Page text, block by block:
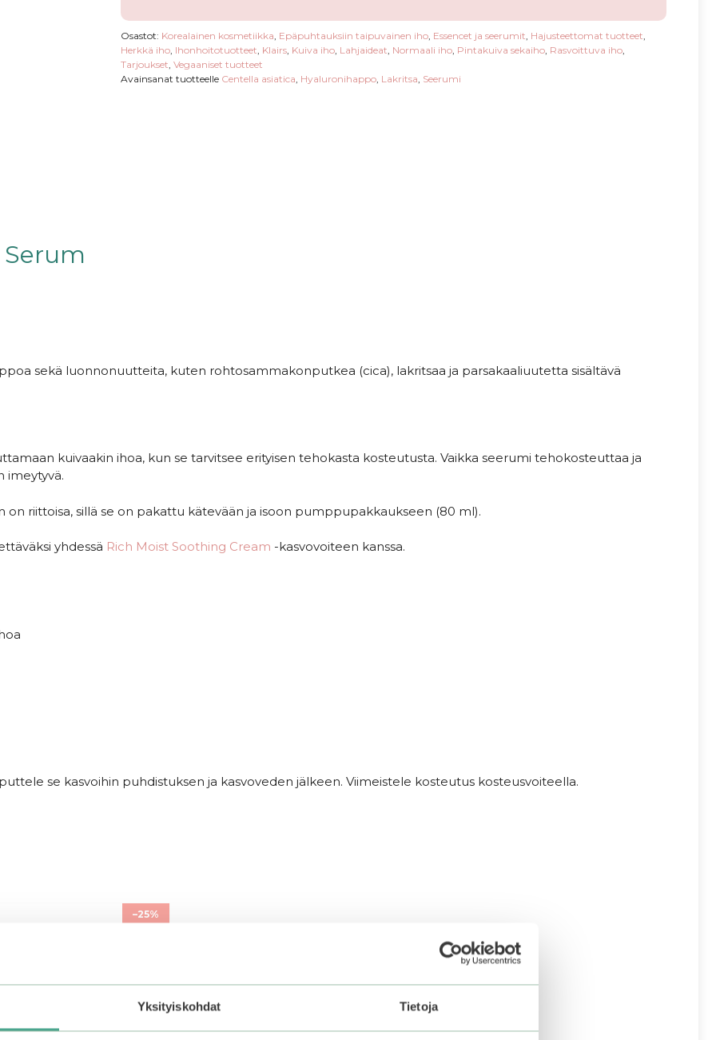
Yksityiskohdat Tietoja
Osastot: Korealainen kosmetiikka Epäpuhtauksiin taipuvainen iho, Essencet ja seerumit Hajusteettomat tuotteet
Herkkä iho, Ihonhoitotuotteet Klairs, Kuiva iho, Lahjaideat Normaali iho, Pintakuiva sekaiho, Rasvoittuva iho,
Tarjoukset Vegaaniset tuotteet
Avainsanat tuotteelle Centella asiatica Hyaluronihappo, Lakritsa Seerumi
sekä luonnonuutteita, kuten rohtosammakonputkea (cica), lakritsaa ja parsakaaliuutetta sisältävä
kuivaakin ihoa, kun se tarvitsee erityisen tehokasta kosteutusta. Vaikka seerumi tehokosteuttaa ja
imeytyvä.
riittoisa, sillä se on pakattu kätevään ja isoon pumppupakkaukseen (80 ml).
yhdessä Rich Moist Soothing Cream -kasvovoiteen kanssa.
se kasvoihin puhdistuksen ja kasvoveden jälkeen. Viimeistele kosteutus kosteusvoiteella.
–25%